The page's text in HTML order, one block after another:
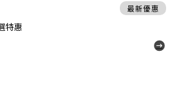
特惠
最新優惠